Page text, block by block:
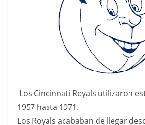
Los Cincinnati Royals utilizaron
1957 hasta 1971.
Los Royals acababan de llegar